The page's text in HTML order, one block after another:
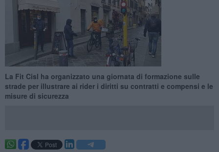
La Fit Cisl ha organizzato una giornata di formazione sulle
strade per illustrare ai rider i diritti su contratti e compensi e le
misure di sicurezza